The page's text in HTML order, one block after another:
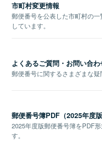
市町村変更情報
郵便番号を公表した市町村の
しています。
よくあるご質問・お問い合わ
郵便番号に関するさまざまな疑
郵便番号簿PDF（2025年度版
2025年度版郵便番号簿をPDF
す。